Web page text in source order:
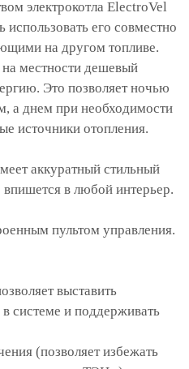
электрокотла ElectroVel
использовать его совместно
на другом топливе.
местности дешевый
Это позволяет ночью
а днем при необходимости
источники отопления.
аккуратный стильный
в любой интерьер.
пультом управления.
выставить
системе и поддерживать
(позволяет избежать